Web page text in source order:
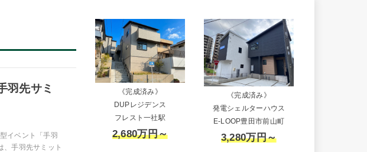
羽先サミ
イベント「手羽
、手羽先サミット
《完成済み》
DUPレジデンス
フレスト一社駅
2,680万円～
《完成済み》
発電シェルターハウス
E-LOOP豊田市前山町
3,280万円～